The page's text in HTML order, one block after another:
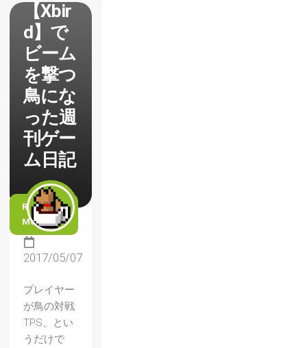
【Xbir
d】で
ビーム
を撃つ
鳥にな
った週
刊ゲー
ム日記
READ
MORE
2017/05/07
プレイヤー
が鳥の対戦
TPS、とい
うだけで